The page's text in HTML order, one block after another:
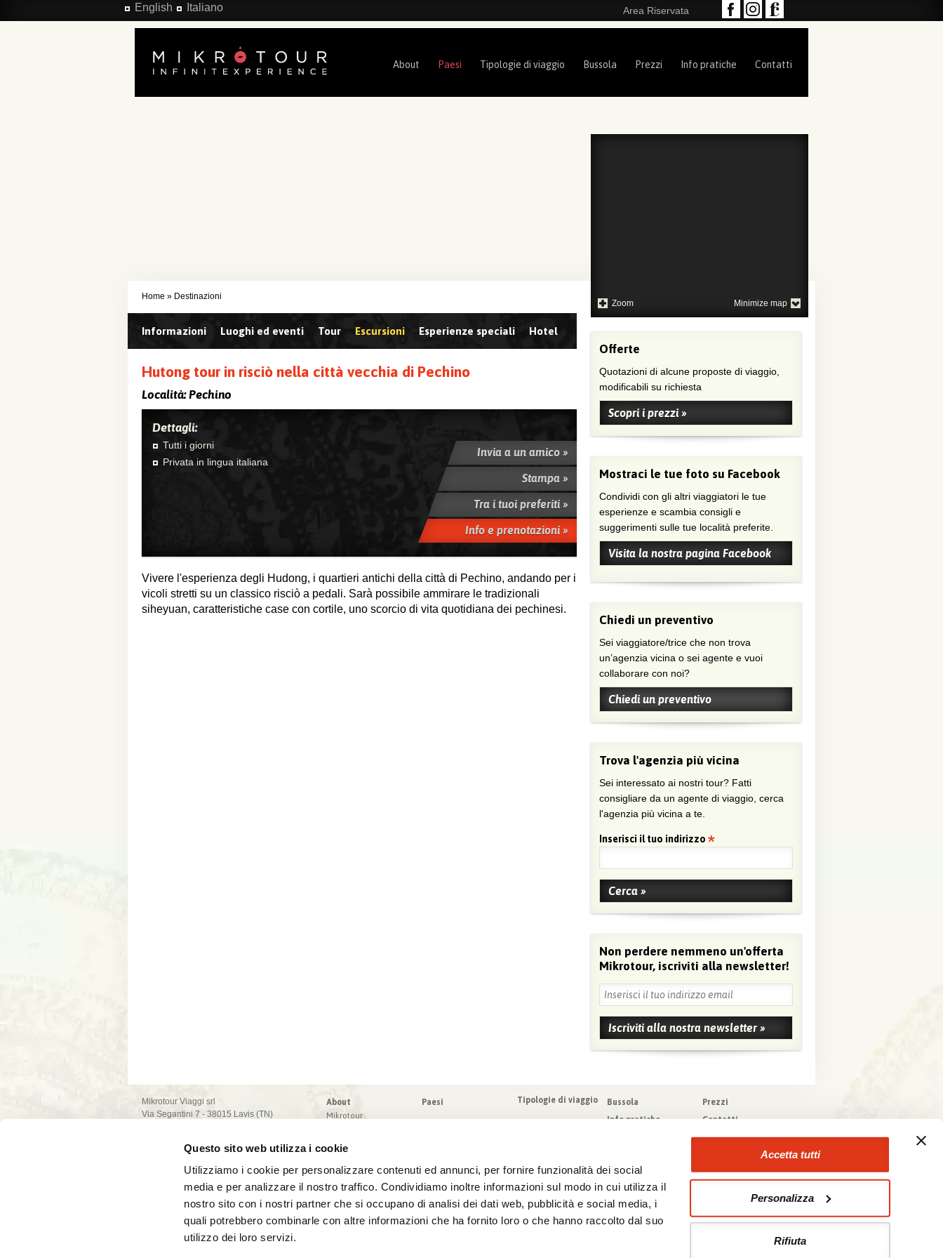
Questo sito web utilizza i cookie
Utilizziamo i cookie per personalizzare contenuti ed annunci, per fornire funzionalità dei social
media e per analizzare il nostro traffico. Condividiamo inoltre informazioni sul modo in cui utilizza il
nostro sito con i nostri partner che si occupano di analisi dei dati web, pubblicità e social media, i
quali potrebbero combinarle con altre informazioni che ha fornito loro o che hanno raccolto dal suo
utilizzo dei loro servizi.
Accetta tutti
Personalizza
Rifiuta
Salta al contenuto principale Area Riservata
English Italiano
About Paesi Tipologie di viaggio Bussola Prezzi Info pratiche Contatti
Home » Destinazioni
Informazioni Luoghi ed eventi Tour Escursioni Esperienze speciali Hotel
Hutong tour in risciò nella città vecchia di Pechino
Località:Pechino
Dettagli:
Tutti i giorni
Privata in lingua italiana
Invia a un amico »
Stampa »
Tra i tuoi preferiti »
Info e prenotazioni »
Vivere l'esperienza degli Hudong, i quartieri antichi della città di Pechino, andando per i
vicoli stretti su un classico risciò a pedali. Sarà possibile ammirare le tradizionali
siheyuan, caratteristiche case con cortile, uno scorcio di vita quotidiana dei pechinesi.
Zoom Minimize map
Offerte
Quotazioni di alcune proposte di viaggio,
modificabili su richiesta
Scopri i prezzi »
Mostraci le tue foto su Facebook
Condividi con gli altri viaggiatori le tue
esperienze e scambia consigli e
suggerimenti sulle tue località preferite.
Visita la nostra pagina Facebook
Chiedi un preventivo
Sei viaggiatore/trice che non trova
un’agenzia vicina o sei agente e vuoi
collaborare con noi?
Chiedi un preventivo
Trova l'agenzia più vicina
Sei interessato ai nostri tour? Fatti
consigliare da un agente di viaggio, cerca
l'agenzia più vicina a te.
Inserisci il tuo indirizzo
Non perdere nemmeno un'offerta
Mikrotour, iscriviti alla newsletter!
Mikrotour Viaggi srl
Via Segantini 7 - 38015 Lavis (TN)
capitale sociale 10.000€
PEC: mikrotour @ legalmail.it
cookie policy
About
Mikrotour
Blog
Paesi Tipologie di viaggio Bussola
Prezzi
Info pratiche
Scheda tecnica
Contatti